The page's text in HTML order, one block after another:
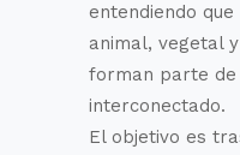
entendiendo
animal, vegetal
forman parte de
interconectado.
El objetivo es